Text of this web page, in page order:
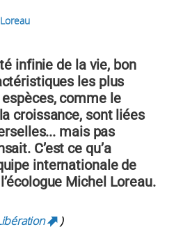
infinie de la vie, bon
les plus
comme le
croissance, sont liées
mais pas
C’est ce qu’a
internationale de
Michel Loreau.
(link is external)
)